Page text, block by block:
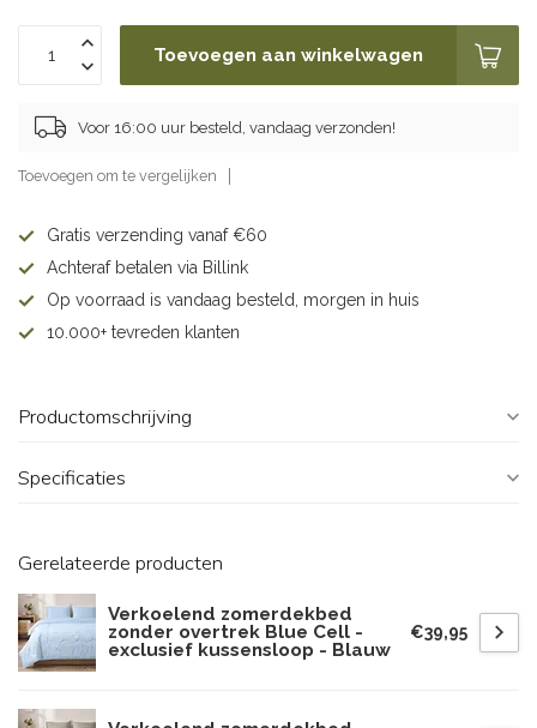
Toevoegen aan winkelwagen
Voor 16:00 uur besteld, vandaag verzonden!
Toevoegen om te vergelijken
Gratis verzending vanaf €60
Achteraf betalen via Billink
Op voorraad is vandaag besteld, morgen in huis
10.000+ tevreden klanten
Productomschrijving
Specificaties
Gerelateerde producten
Verkoelend zomerdekbed
zonder overtrek Blue Cell -
exclusief kussensloop - Blauw
€39,95